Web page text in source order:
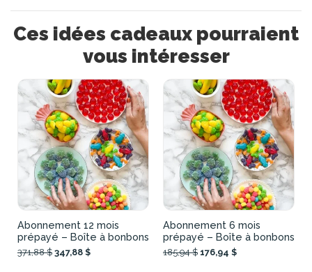
Ces idées cadeaux pourraient
vous intéresser
Abonnement 12 mois
prépayé – Boîte à bonbons
371,88 $ 347,88 $
Abonnement 6 mois
prépayé – Boîte à bonbons
185,94 $ 176,94 $